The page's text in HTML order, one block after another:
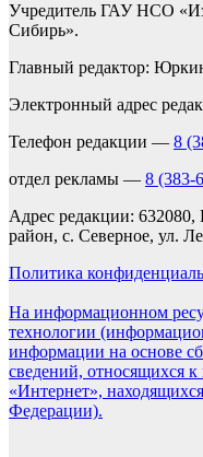
Учредитель ГАУ НСО
Сибирь».
Главный редактор:
Электронный адрес
Телефон редакции — 8
отдел рекламы — 8 (383-
Адрес редакции: 632080,
район, с. Северное, ул.
Политика
На информационном
технологии
информации на основе
сведений, относящихся к
«Интернет»,
Федерации).